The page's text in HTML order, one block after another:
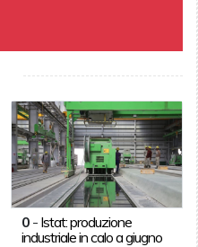
0 - Istat: produzione
industriale in calo a giugno